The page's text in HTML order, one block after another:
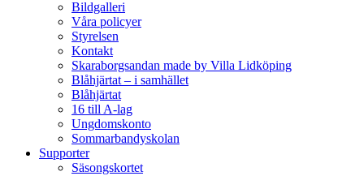
Bildgalleri
Våra policyer
Styrelsen
Kontakt
Skaraborgsandan made by Villa Lidköping
Blåhjärtat – i samhället
Blåhjärtat
16 till A-lag
Ungdomskonto
Sommarbandyskolan
Supporter
Säsongskortet